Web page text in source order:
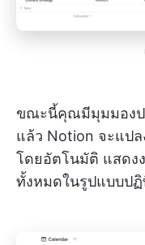
ขณะนี้คุณมีมุมมองป
แล้ว Notion จะแป
โดยอัตโนมัติ แสดง
ทั้งหมดในรูปแบบป